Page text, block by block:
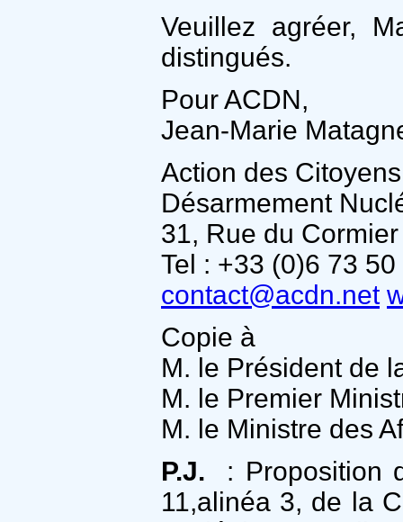
Veuillez agréer,
distingués.
Pour ACDN,
Jean-Marie
Action des
Désarmement
31, Rue du
Tel : +33 (0)6 73
contact@acdn.net
Copie à
M. le Président de
M. le Premier
M. le Ministre des
P.J.
: Proposition
11,alinéa 3, de la